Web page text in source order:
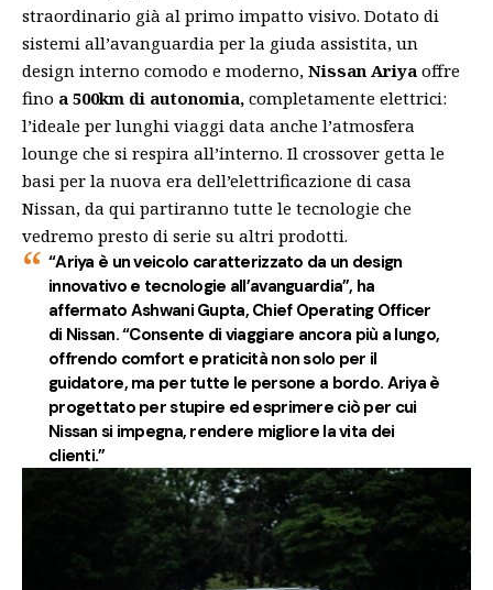
straordinario già al primo impatto visivo. Dotato di
sistemi all’avanguardia per la giuda assistita, un
design interno comodo e moderno, Nissan Ariya offre
fino a 500km di autonomia, completamente elettrici:
l’ideale per lunghi viaggi data anche l’atmosfera
lounge che si respira all’interno. Il crossover getta le
basi per la nuova era dell’elettrificazione di casa
Nissan, da qui partiranno tutte le tecnologie che
vedremo presto di serie su altri prodotti.
“Ariya è un veicolo caratterizzato da un design
innovativo e tecnologie all’avanguardia”, ha
affermato Ashwani Gupta, Chief Operating Officer
di Nissan. “Consente di viaggiare ancora più a lungo,
offrendo comfort e praticità non solo per il
guidatore, ma per tutte le persone a bordo. Ariya è
progettato per stupire ed esprimere ciò per cui
Nissan si impegna, rendere migliore la vita dei
clienti.”